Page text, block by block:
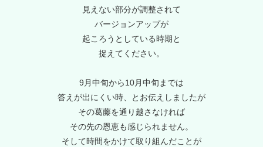
見えない部分が調整されて
バージョンアップが
起ころうとしている時期と
捉えてください。
9月中旬から10月中旬までは
答えが出にくい時、とお伝えしましたが
その葛藤を通り越さなければ
その先の恩恵も感じられません。
そして時間をかけて取り組んだことが